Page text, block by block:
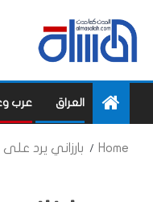
العراق عرب
Home بارزاني يرد